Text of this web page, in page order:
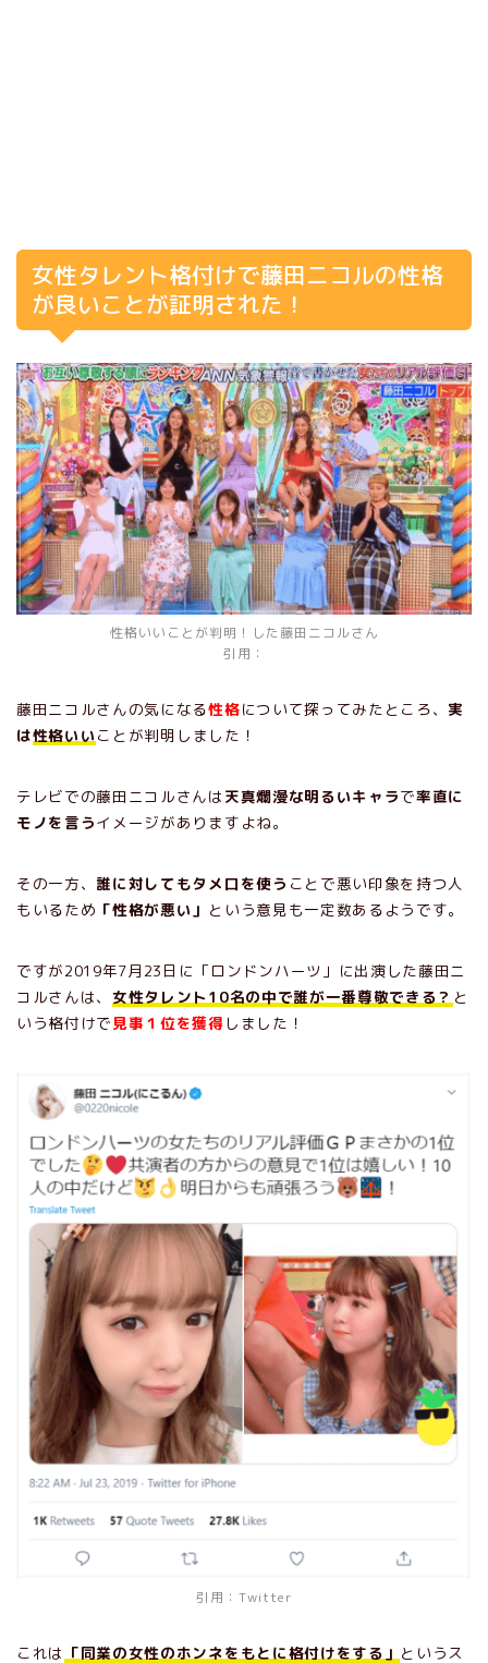
女性タレント格付けで藤田ニコルの性格
が良いことが証明された！
性格いいことが判明！した藤田ニコルさん
引用：
藤田ニコルさんの気になる性格について探ってみたところ、 実
は性格いい ことが判明しました！
テレビでの藤田ニコルさんは 天真爛漫な明るいキャラで率直に
モノを言うイメージがありますよね。
その一方、 誰に対してもタメ口を使う ことで悪い印象を持つ人
もいるため 「性格が悪い」 という意見も一定数あるようです。
ですが2019年7月23日に「ロンドンハーツ」に出演した藤田ニ
コルさんは、女性タレント10名の中で誰が一番尊敬できる？ と
いう格付けで見事１位を獲得しました！
引用： Twitter
これは 「同業の女性のホンネをもとに格付けをする」 というス